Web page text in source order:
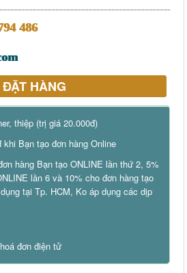
486
ĐẶT HÀNG
thiệp (trị giá 20.000đ)
khi Bạn tạo đơn hàng Online
hàng Bạn tạo ONLINE lần thứ 2, 5%
lần 6 và 10% cho đơn hàng tạo
tại Tp. HCM, Ko áp dụng các dịp
đơn điện tử